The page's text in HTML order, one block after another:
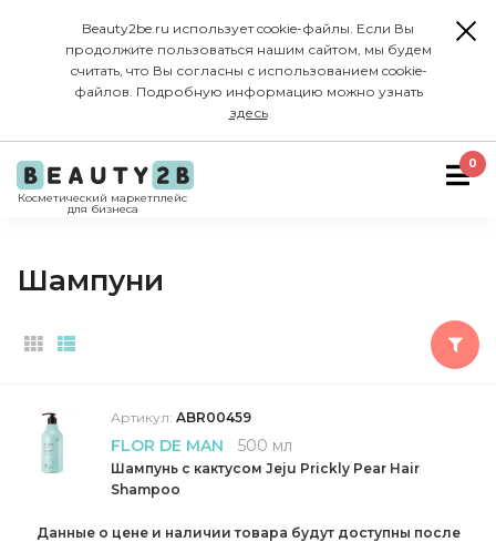
Beauty2be.ru использует cookie-файлы. Если Вы
продолжите пользоваться нашим сайтом, мы будем
считать, что Вы согласны с использованием cookie-
файлов. Подробную информацию можно узнать
здесь
Косметический маркетплейс
для бизнеса
0
Шампуни
Артикул: ABR00459
FLOR DE MAN 500 мл
Шампунь с кактусом Jeju Prickly Pear Hair
Shampoo
Данные о цене и наличии товара будут доступны после